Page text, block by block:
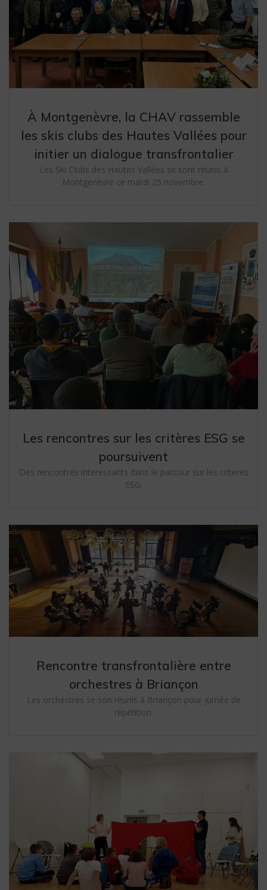
À Montgenèvre, la CHAV rassemble
les skis clubs des Hautes Vallées pour
initier un dialogue transfrontalier
Les Ski Clubs des Hautes Vallées se sont réunis à
Montgenèvre ce mardi 25 novembre.
Les rencontres sur les critères ESG se
poursuivent
Des rencontres interessants dans le parcour sur les criteres
ESG.
Rencontre transfrontalière entre
orchestres à Briançon
Les orchestres se son réunis à Briançon pour jurnée de
répétition.